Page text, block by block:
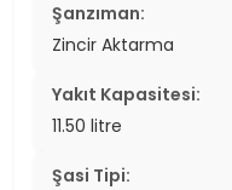
Şanzıman:
Zincir Aktarma
Yakıt Kapasitesi:
11.50 litre
Şasi Tipi: